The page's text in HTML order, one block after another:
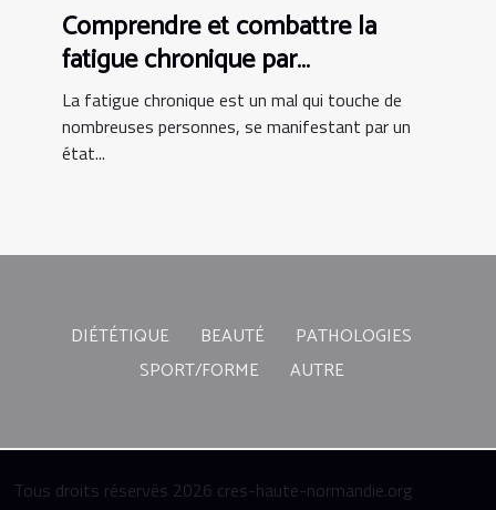
Comprendre et combattre la
fatigue chronique par
l'alimentation
La fatigue chronique est un mal qui touche de
nombreuses personnes, se manifestant par un
état...
DIÉTÉTIQUE BEAUTÉ
PATHOLOGIES
SPORT/FORME
AUTRE
Tous droits réservés 2026 cres-haute-normandie.org